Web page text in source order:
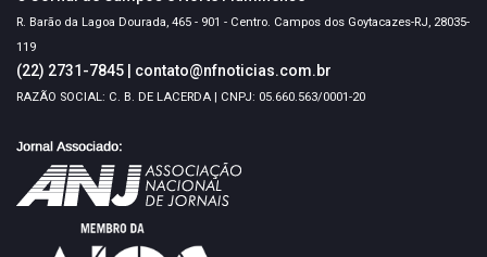
R. Barão da Lagoa Dourada, 465 - 901 - Centro. Campos dos Goytacazes-RJ, 28035-
119
(22) 2731-7845 contato@nfnoticias.com.br
RAZÃO SOCIAL: C. B. DE LACERDA | CNPJ: 05.660.563/0001-20